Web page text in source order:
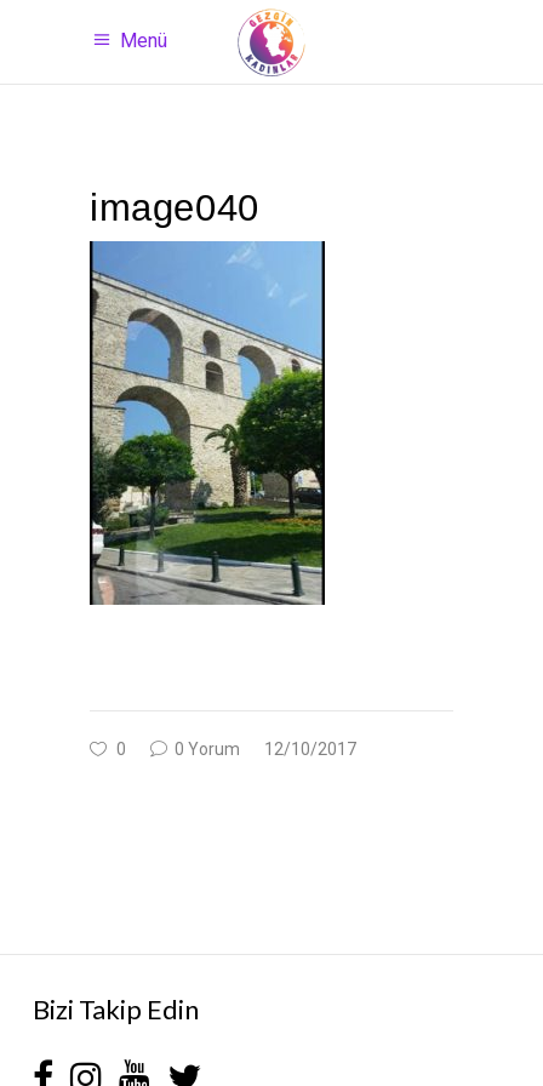
Menü
image040
0 0 Yorum 12/10/2017
Bizi Takip Edin